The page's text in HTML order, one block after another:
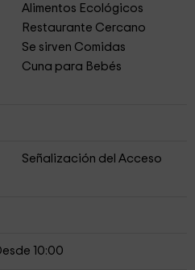
Alimentos Ecológicos
Restaurante Cercano
Se sirven Comidas
Cuna para Bebés
Señalización del Acceso
10:00